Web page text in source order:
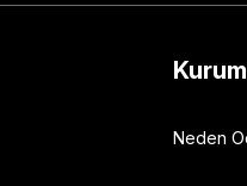
Neden